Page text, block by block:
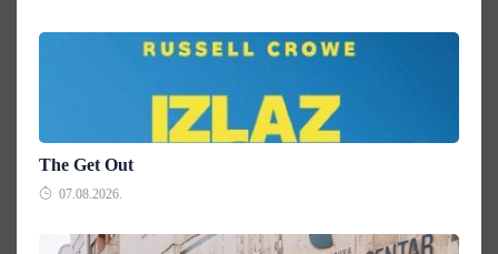
The Get Out
07.08.2026.